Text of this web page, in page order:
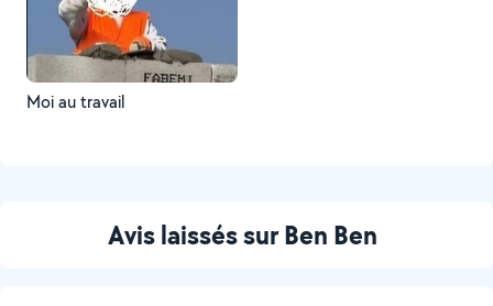
Moi au travail
Avis laissés sur Ben Ben